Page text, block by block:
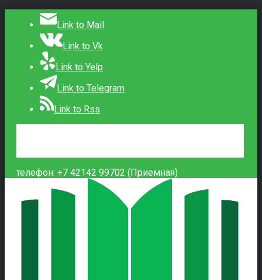
Link to Mail
Link to Vk
Link to Yelp
Link to Telegram
Link to Rss
телефон: +7 42142 99702 (Приемная)